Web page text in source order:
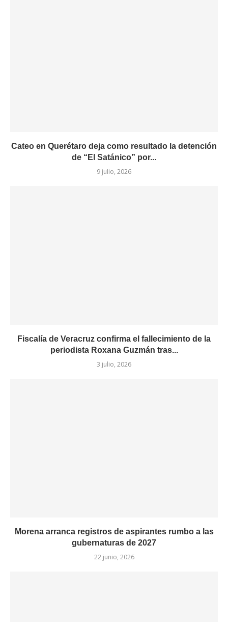
Cateo en Querétaro deja como resultado la detención
de “El Satánico” por...
9 julio, 2026
Fiscalía de Veracruz confirma el fallecimiento de la
periodista Roxana Guzmán tras...
3 julio, 2026
Morena arranca registros de aspirantes rumbo a las
gubernaturas de 2027
22 junio, 2026